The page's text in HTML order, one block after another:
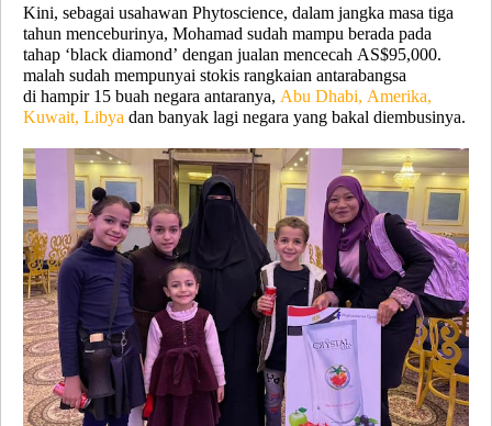
Kini, sebagai usahawan Phytoscience, dalam jangka masa tiga
tahun menceburinya, Mohamad sudah mampu berada pada
tahap ‘black diamond’ dengan jualan mencecah AS$95,000.
malah sudah mempunyai stokis rangkaian antarabangsa
di hampir 15 buah negara antaranya, Abu Dhabi, Amerika,
Kuwait, Libya dan banyak lagi negara yang bakal diembusinya.